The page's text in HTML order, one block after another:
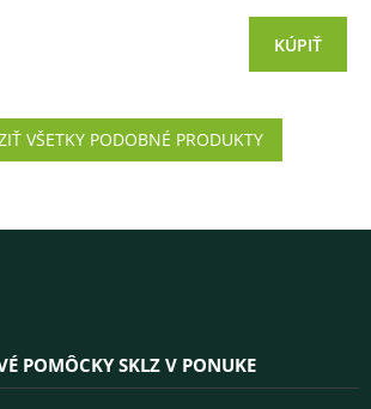
KÚPIŤ
VŠETKY PODOBNÉ PRODUKTY
POMÔCKY SKLZ V PONUKE